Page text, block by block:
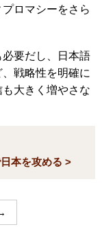
ロマシーをさら
要だし、日本語
戦略性を明確に
大きく増やさな
本を攻める >